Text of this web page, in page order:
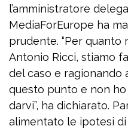
l’amministratore
MediaForEurope ha
prudente. “Per quanto
Antonio Ricci, stiamo
del caso e ragionando
questo punto e non
darvi”, ha dichiarato.
alimentato le ipotesi